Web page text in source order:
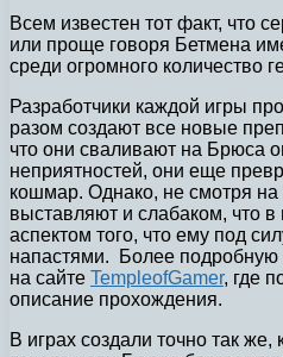
Всем известен тот факт, что
или проще говоря Бетмена
среди огромного количество
Разработчики каждой игры
разом создают все новые
что они сваливают на Брюса
неприятностей, они еще
кошмар. Однако, не смотря на
выставляют и слабаком, что
аспектом того, что ему под
напастями. Более
на сайте TempleofGamer, где
описание прохождения.
В играх создали точно так